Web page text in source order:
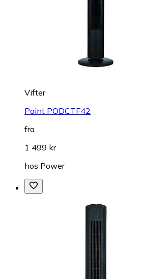
Vifter
Point PODCTF42
fra
1 499 kr
hos Power